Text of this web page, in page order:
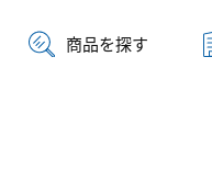
商品を探す